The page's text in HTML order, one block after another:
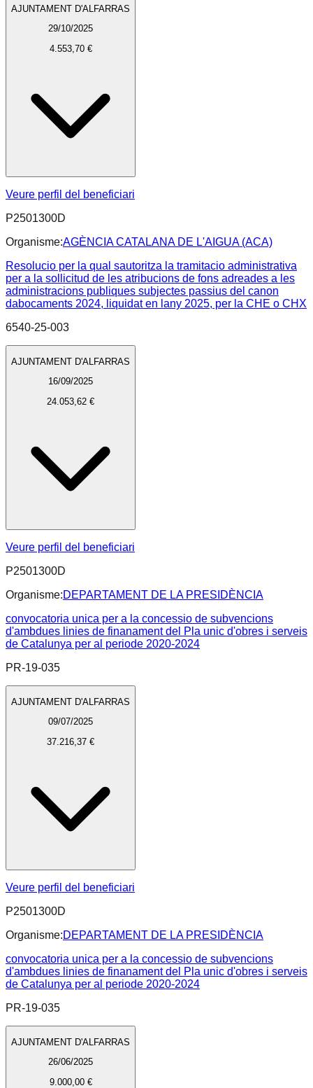
AJUNTAMENT D'ALFARRAS
29/10/2025
4.553,70 €
Veure perfil del beneficiari
P2501300D
Organisme:AGÈNCIA CATALANA DE L'AIGUA (ACA)
Resolucio per la qual sautoritza la tramitacio administrativa
per a la sollicitud de les atribucions de fons adreades a les
administracions publiques subjectes passius del canon
dabocaments 2024, liquidat en lany 2025, per la CHE o CHX
6540-25-003
AJUNTAMENT D'ALFARRAS
16/09/2025
24.053,62 €
Veure perfil del beneficiari
P2501300D
Organisme:DEPARTAMENT DE LA PRESIDÈNCIA
convocatoria unica per a la concessio de subvencions
d'ambdues linies de finanament del Pla unic d'obres i serveis
de Catalunya per al periode 2020-2024
PR-19-035
AJUNTAMENT D'ALFARRAS
09/07/2025
37.216,37 €
Veure perfil del beneficiari
P2501300D
Organisme:DEPARTAMENT DE LA PRESIDÈNCIA
convocatoria unica per a la concessio de subvencions
d'ambdues linies de finanament del Pla unic d'obres i serveis
de Catalunya per al periode 2020-2024
PR-19-035
AJUNTAMENT D'ALFARRAS
26/06/2025
9.000,00 €